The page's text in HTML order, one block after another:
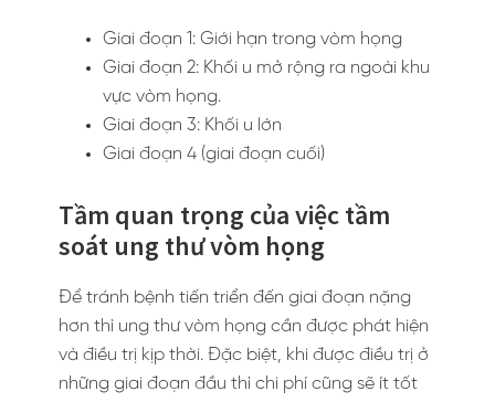
Giai đoạn 1: Giới hạn trong vòm họng
Giai đoạn 2: Khối u mở rộng ra ngoài khu
vực vòm họng.
Giai đoạn 3: Khối u lớn
Giai đoạn 4 (giai đoạn cuối)
Tầm quan trọng của việc tầm
soát ung thư vòm họng
Để tránh bệnh tiến triển đến giai đoạn nặng
hơn thì ung thư vòm họng cần được phát hiện
và điều trị kịp thời. Đặc biệt, khi được điều trị ở
những giai đoạn đầu thì chi phí cũng sẽ ít tốt